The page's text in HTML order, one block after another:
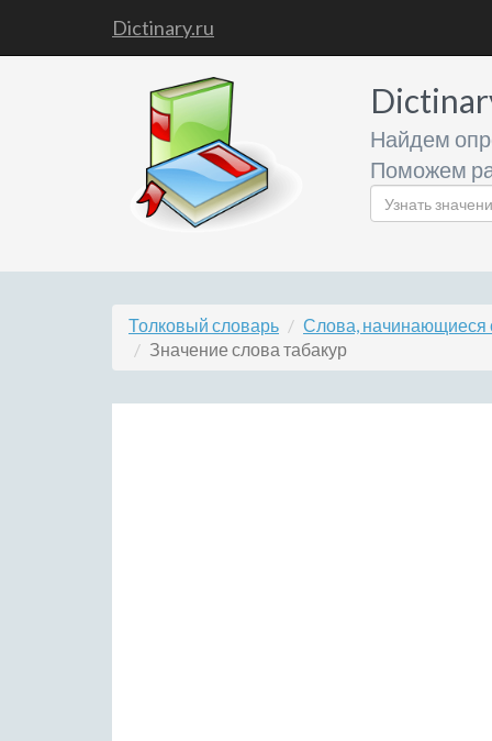
Dictinary.ru
Найдем
Поможем
Толковый словарь Слова, начинающиеся
Значение слова табакур